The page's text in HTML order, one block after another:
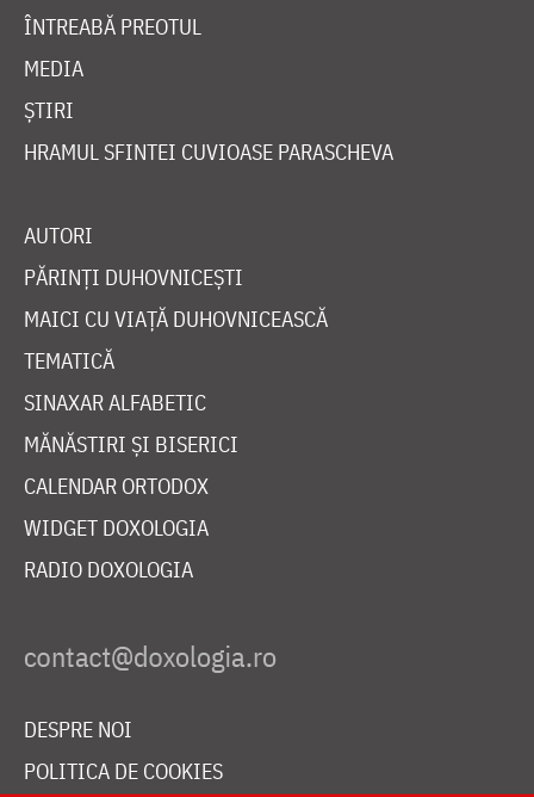
ÎNTREABĂ PREOTUL
MEDIA
ȘTIRI
HRAMUL SFINTEI CUVIOASE PARASCHEVA
AUTORI
PĂRINȚI DUHOVNICEȘTI
MAICI CU VIAȚĂ DUHOVNICEASCĂ
TEMATICĂ
SINAXAR ALFABETIC
MĂNĂSTIRI ȘI BISERICI
CALENDAR ORTODOX
WIDGET DOXOLOGIA
RADIO DOXOLOGIA
DESPRE NOI
POLITICA DE COOKIES